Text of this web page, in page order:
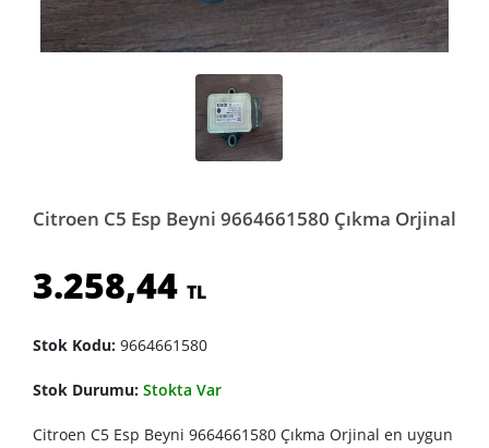
Citroen C5 Esp Beyni 9664661580 Çıkma Orjinal
3.258,44 TL
Stok Kodu: 9664661580
Stok Durumu: Stokta Var
Citroen C5 Esp Beyni 9664661580 Çıkma Orjinal en uygun